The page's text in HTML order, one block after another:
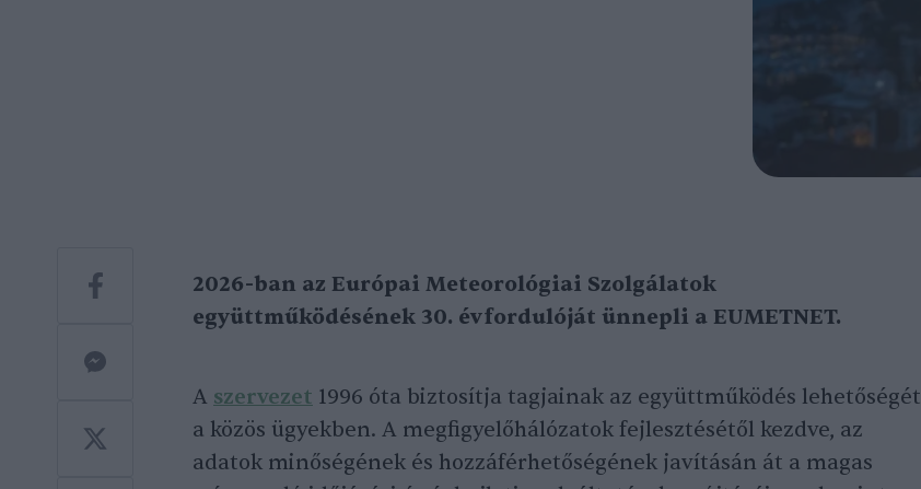
2026-ban az Európai Meteorológiai Szolgálatok
együttműködésének 30. évfordulóját ünnepli a EUMETNET.
A szervezet 1996 óta biztosítja tagjainak az együttműködés lehetőségét
a közös ügyekben. A megfigyelőhálózatok fejlesztésétől kezdve, az
adatok minőségének és hozzáférhetőségének javításán át a magas